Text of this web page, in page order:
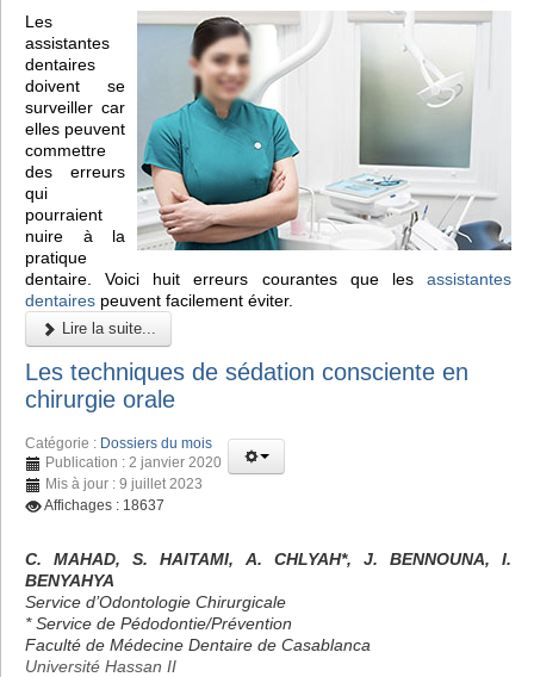
Les
assistantes
dentaires
doivent se
surveiller car
elles peuvent
commettre
des erreurs
qui
pourraient
nuire à la
pratique
dentaire. Voici huit erreurs courantes que les assistantes
dentaires peuvent facilement éviter.
Lire la suite...
Les techniques de sédation consciente en
chirurgie orale
Catégorie : Dossiers du mois
Publication : 2 janvier 2020
Mis à jour : 9 juillet 2023
Affichages : 18637
C. MAHAD, S. HAITAMI, A. CHLYAH*, J. BENNOUNA, I.
BENYAHYA
Service d’Odontologie Chirurgicale
* Service de Pédodontie/Prévention
Faculté de Médecine Dentaire de Casablanca
Université Hassan II